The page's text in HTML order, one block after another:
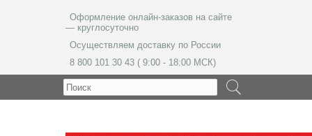
Оформление онлайн-заказов на сайте
— круглосуточно
Осуществляем доставку по России
8 800 101 30 43 ( 9:00 - 18:00 МСК)